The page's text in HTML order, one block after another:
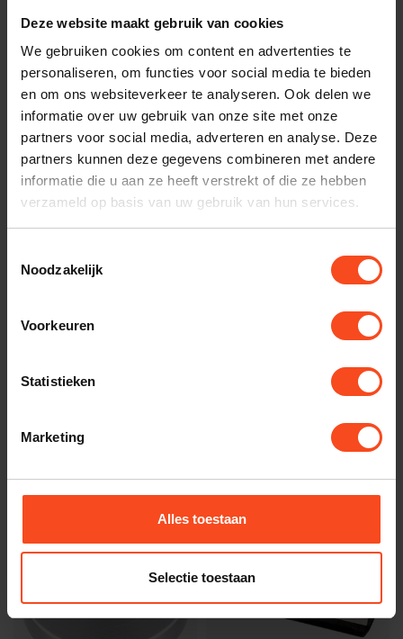
Deze website maakt gebruik van cookies
We gebruiken cookies om content en advertenties te
personaliseren, om functies voor social media te bieden
en om ons websiteverkeer te analyseren. Ook delen we
informatie over uw gebruik van onze site met onze
partners voor social media, adverteren en analyse. Deze
partners kunnen deze gegevens combineren met andere
informatie die u aan ze heeft verstrekt of die ze hebben
verzameld op basis van uw gebruik van hun services.
Noodzakelijk
Voorkeuren
Statistieken
Marketing
Alles toestaan
Selectie toestaan
Tonar
Tonar Q-UP 5944
toonarm lift
€54,95
Op voorraad
Tonar
Tonar Single
adaptor kunstof
€4,50
Op voorraad
Tonar